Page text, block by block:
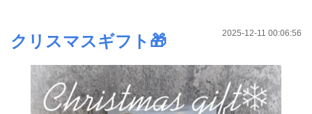
2025-12-11 00:06:56
クリスマスギフト🎁